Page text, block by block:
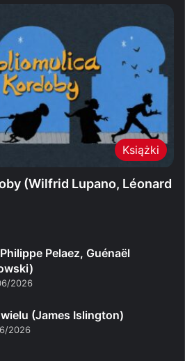
Książki
(Wilfrid Lupano, Léonard
Pelaez, Guénaël
2026
(James Islington)
2026